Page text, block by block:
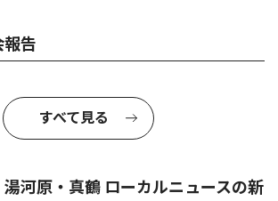
報告
すべて見る
河原・真鶴 ローカルニュースの新